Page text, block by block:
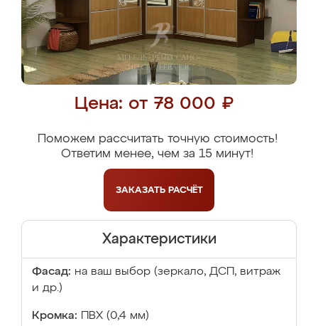
Цена: от 78 000 ₽
Поможем рассчитать точную стоимость!
Ответим менее, чем за 15 минут!
ЗАКАЗАТЬ РАСЧЁТ
Характеристики
Фасад: на ваш выбор (зеркало, ДСП, витраж
и др.)
Кромка: ПВХ (0,4 мм)